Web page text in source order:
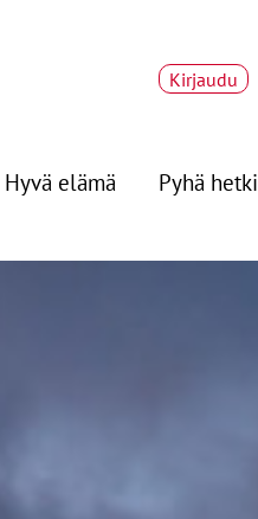
Kirjaudu
Hyvä elämä Pyhä hetki